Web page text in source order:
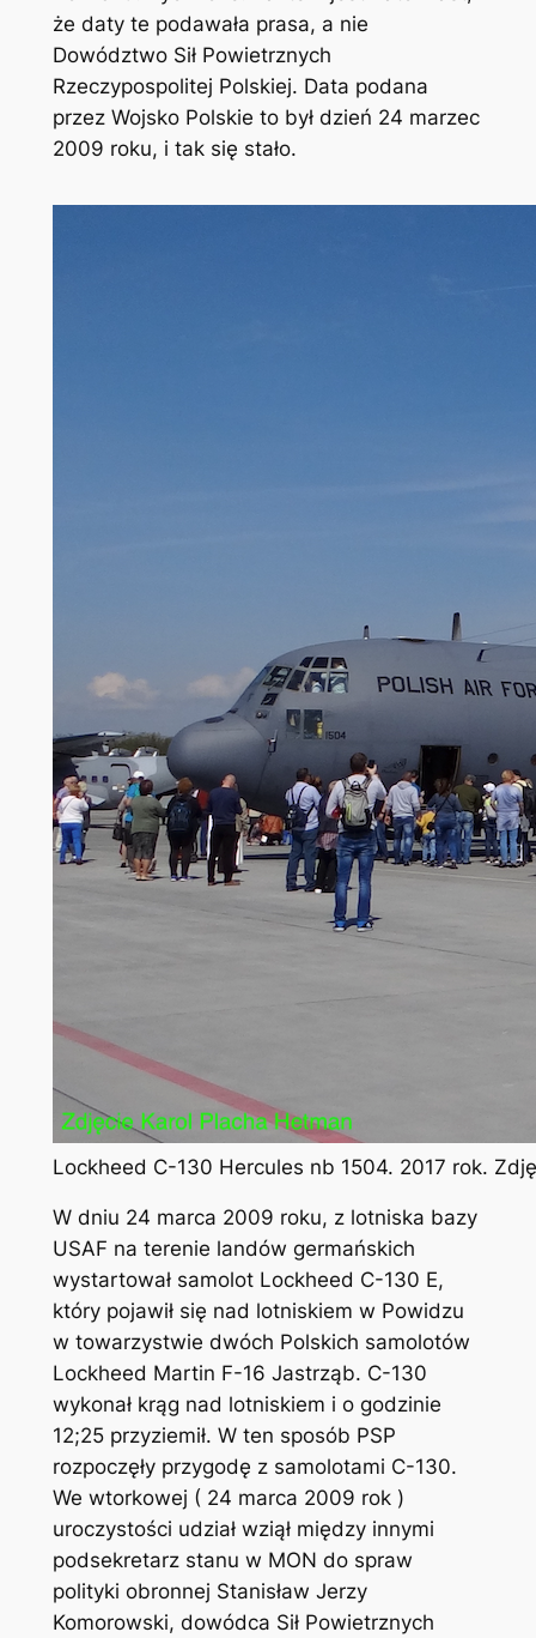
że daty te podawała prasa, a nie
Dowództwo Sił Powietrznych
Rzeczypospolitej Polskiej. Data podana
przez Wojsko Polskie to był dzień 24 marzec
2009 roku, i tak się stało.
Lockheed C-130 Hercules nb 1504. 2017 rok.
W dniu 24 marca 2009 roku, z lotniska bazy
USAF na terenie landów germańskich
wystartował samolot Lockheed C-130 E,
który pojawił się nad lotniskiem w Powidzu
w towarzystwie dwóch Polskich samolotów
Lockheed Martin F-16 Jastrząb. C-130
wykonał krąg nad lotniskiem i o godzinie
12;25 przyziemił. W ten sposób PSP
rozpoczęły przygodę z samolotami C-130.
We wtorkowej ( 24 marca 2009 rok )
uroczystości udział wziął między innymi
podsekretarz stanu w MON do spraw
polityki obronnej Stanisław Jerzy
Komorowski, dowódca Sił Powietrznych